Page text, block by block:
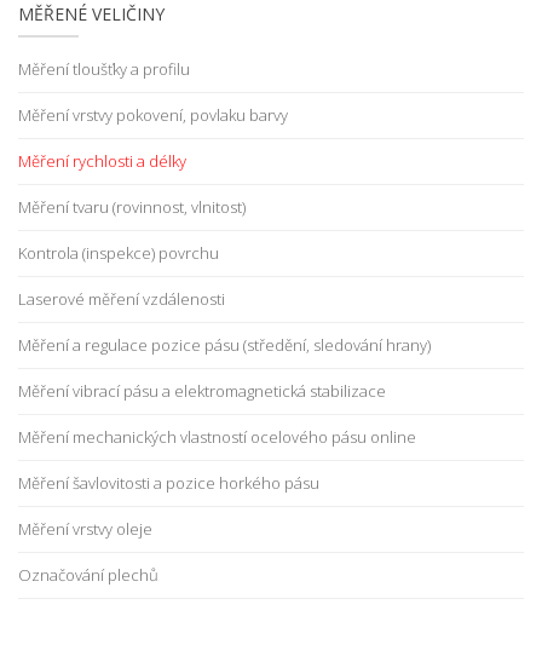
MĚŘENÉ VELIČINY
Měření tloušťky a profilu
Měření vrstvy pokovení, povlaku barvy
Měření rychlosti a délky
Měření tvaru (rovinnost, vlnitost)
Kontrola (inspekce) povrchu
Laserové měření vzdálenosti
Měření a regulace pozice pásu (středění, sledování hrany)
Měření vibrací pásu a elektromagnetická stabilizace
Měření mechanických vlastností ocelového pásu online
Měření šavlovitosti a pozice horkého pásu
Měření vrstvy oleje
Označování plechů